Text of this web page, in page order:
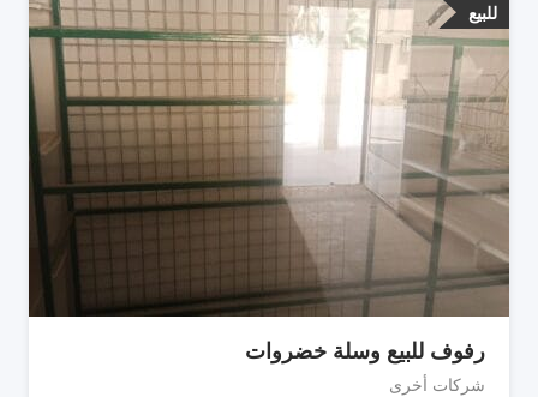
للبيع
رفوف للبيع وسلة خضروات
شركات أخرى